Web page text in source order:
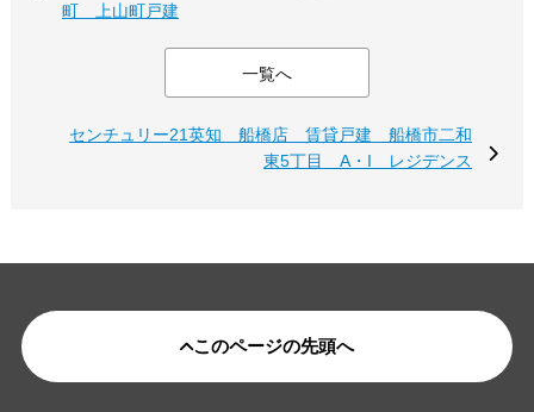
町 上山町戸建
一覧へ
センチュリー21英知 船橋店 賃貸戸建 船橋市二和
東5丁目 A・I レジデンス
このページの先頭へ